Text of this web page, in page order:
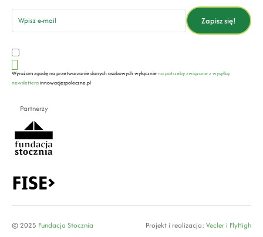
email
Zapisz się!
Wyrażam zgodę na przetwarzanie danych osobowych wyłączniena potrzeby związane z wysyłką
newsletterainnowacjespoleczne.pl
Partnerzy
© 2025 Fundacja Stocznia Projekt i realizacja: Vecler i FlyHigh